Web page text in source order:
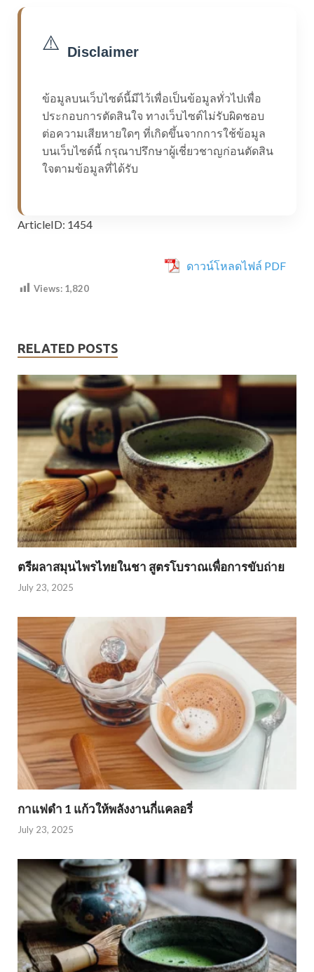
⚠️ Disclaimer
ข้อมูลบนเว็บไซต์นี้มีไว้เพื่อเป็นข้อมูลทั่วไปเพื่อ
ประกอบการตัดสินใจ ทางเว็บไซต์ไม่รับผิดชอบ
ต่อความเสียหายใดๆ ที่เกิดขึ้นจากการใช้ข้อมูล
บนเว็บไซต์นี้ กรุณาปรึกษาผู้เชี่ยวชาญก่อนตัดสิน
ใจตามข้อมูลที่ได้รับ
ArticleID: 1454
ดาวน์โหลดไฟล์ PDF
Views: 1,820
RELATED POSTS
ตรีผลาสมุนไพรไทยในชา สูตรโบราณเพื่อการขับถ่าย
July 23, 2025
กาแฟดำ 1 แก้วให้พลังงานกี่แคลอรี่
July 23, 2025